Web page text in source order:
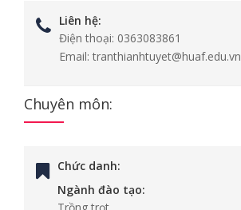
Liên hệ:
Điện thoại: 0363083861
Email: tranthianhtuyet@huaf.edu.vn
Chuyên môn:
Chức danh:
Ngành đào tạo: